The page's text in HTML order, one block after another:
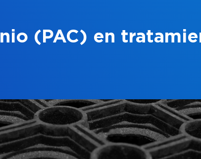
Textil
(PAC) en